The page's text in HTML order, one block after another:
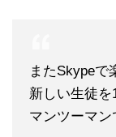
またSkypeで
新しい生徒を
マンツーマン